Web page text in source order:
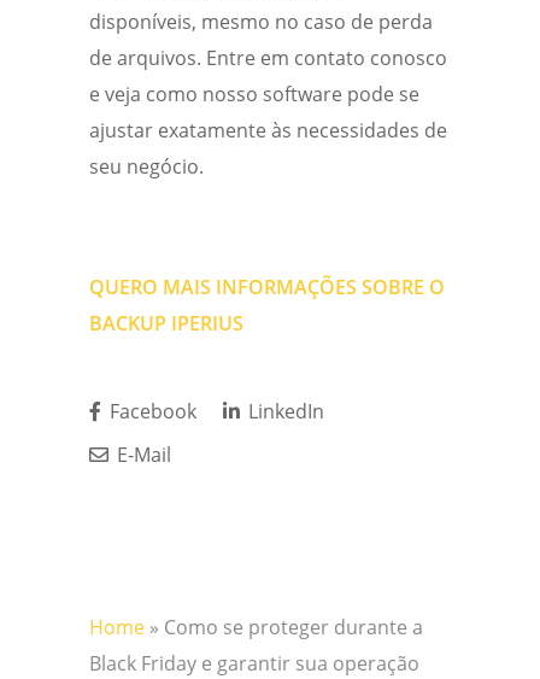
disponíveis, mesmo no caso de perda
de arquivos. Entre em contato conosco
e veja como nosso software pode se
ajustar exatamente às necessidades de
seu negócio.
QUERO MAIS INFORMAÇÕES SOBRE O
BACKUP IPERIUS
Facebook
LinkedIn
E-Mail
Home » Como se proteger durante a
Black Friday e garantir sua operação